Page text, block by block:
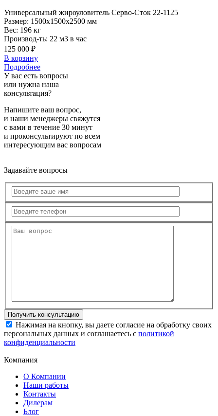
Универсальный жироуловитель Серво-Сток 22-1125
Размер: 1500x1500x2500 мм
Вес: 196 кг
Производ-ть: 22 м3 в час
125 000 ₽
В корзину
Подробнее
У вас есть вопросы
или нужна наша
консультация?
Напишите ваш вопрос,
и наши менеджеры свяжутся
с вами в течение 30 минут
и проконсультируют по всем
интересующим вас вопросам
Задавайте вопросы
Нажимая на кнопку, вы даете согласие на обработку своих
персональных данных и соглашаетесь с политикой
конфиденциальности
Компания
О Компании
Наши работы
Контакты
Дилерам
Блог